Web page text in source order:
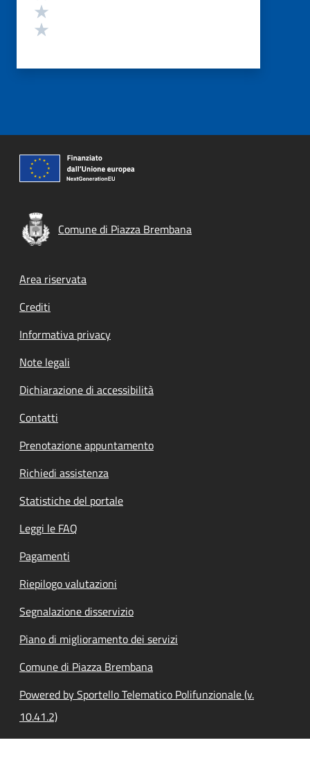
Comune di Piazza Brembana
Footer menu
Area riservata
Crediti
Informativa privacy
Note legali
Dichiarazione di accessibilità
Contatti
Prenotazione appuntamento
Richiedi assistenza
Statistiche del portale
Leggi le FAQ
Pagamenti
Riepilogo valutazioni
Segnalazione disservizio
Piano di miglioramento dei servizi
Comune di Piazza Brembana
Powered by Sportello Telematico Polifunzionale (v.
10.41.2)